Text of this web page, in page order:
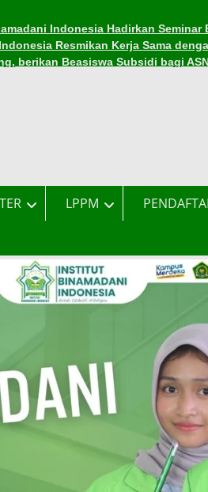
Indonesia Hadirkan Seminar
Resmikan Kerja Sama
berikan Beasiswa Subsidi bagi
LPPM